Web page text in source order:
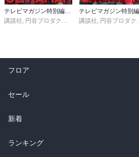
講談社 円谷プロダクション
講談社 円谷プロダクション
フロア
総合
ラノベ
雑誌・グラビア
セール
総合
ラノベ
新着
総合
ランキング